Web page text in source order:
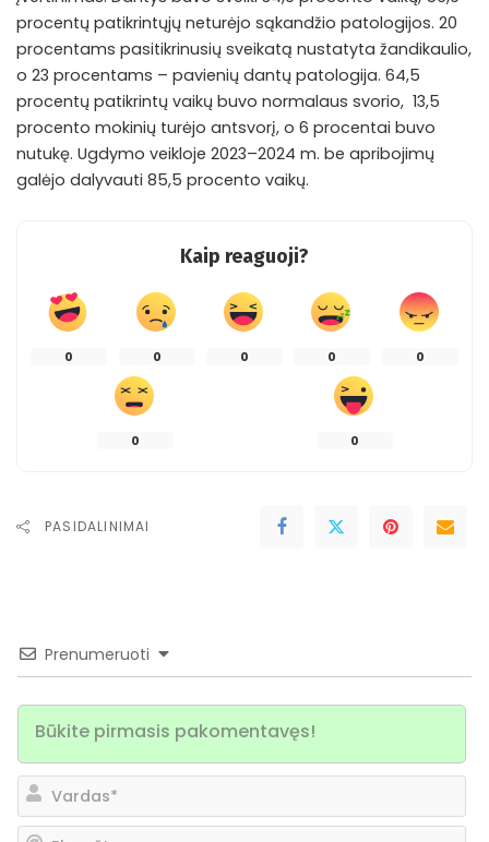
procentų patikrintųjų neturėjo sąkandžio patologijos. 20
procentams pasitikrinusių sveikatą nustatyta žandikaulio,
o 23 procentams – pavienių dantų patologija. 64,5
procentų patikrintų vaikų buvo normalaus svorio, 13,5
procento mokinių turėjo antsvorį, o 6 procentai buvo
nutukę. Ugdymo veikloje 2023–2024 m. be apribojimų
galėjo dalyvauti 85,5 procento vaikų.
Kaip reaguoji?
0 0 0 0 0
0 0
PASIDALINIMAI
Prenumeruoti